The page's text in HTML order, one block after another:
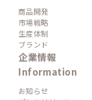
商品開発
市場戦略
生産体制
ブランド
企業情報
Information
お知らせ